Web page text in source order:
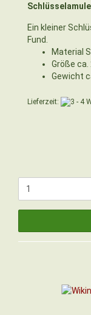
Ein kleiner
Fund.
Material
Größe ca.
Gewicht
Lieferzeit: